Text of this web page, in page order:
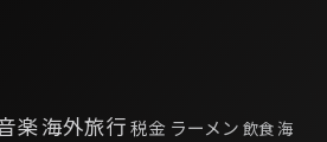
楽海外旅行税金 ラーメン 飲食海